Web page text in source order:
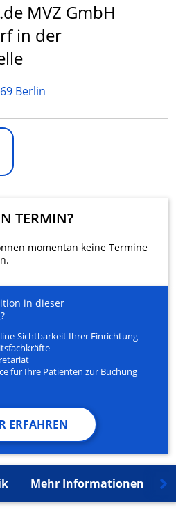
MVZ GmbH
in der
Berlin
TERMIN?
momentan keine Termine
in dieser
Sichtbarkeit Ihrer Einrichtung
für Ihre Patienten zur Buchung
ERFAHREN
Mehr Informationen